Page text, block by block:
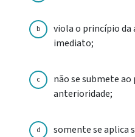
b
viola o princípio da
imediato;
c
não se submete
anterioridade;
d
somente se aplica